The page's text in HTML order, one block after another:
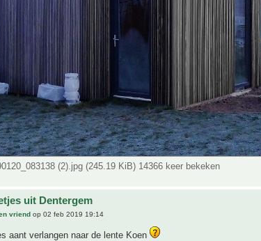
(2).jpg (245.19 KiB) 14366 keer bekeken
uit Dentergem
vriend op 02 feb 2019 19:14
aant verlangen naar de lente Koen